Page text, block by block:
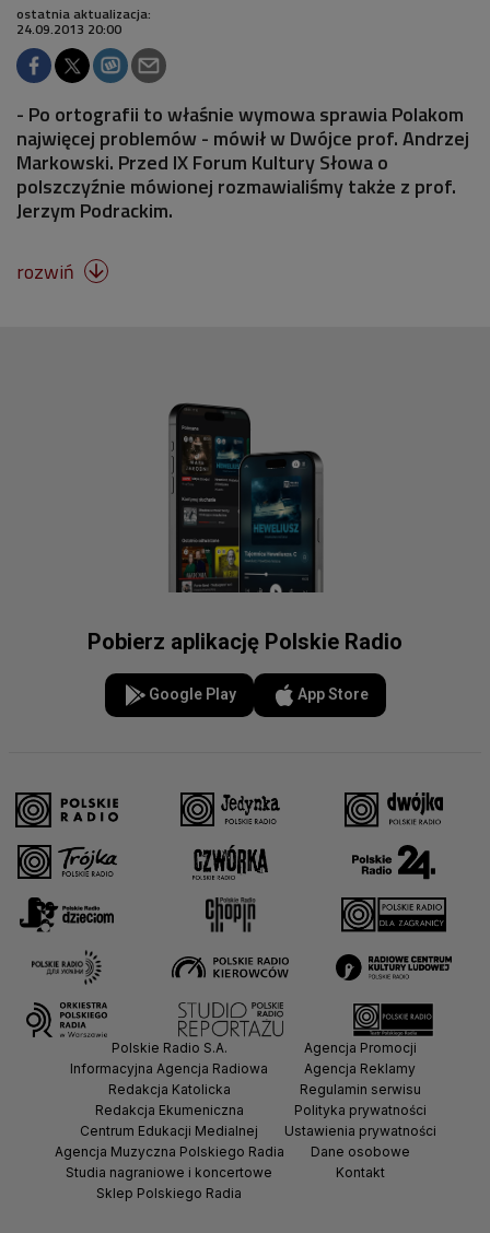
ostatnia aktualizacja:
24.09.2013 20:00
- Po ortografii to właśnie wymowa sprawia Polakom
najwięcej problemów - mówił w Dwójce prof. Andrzej
Markowski. Przed IX Forum Kultury Słowa o
polszczyźnie mówionej rozmawialiśmy także z prof.
Jerzym Podrackim.
rozwiń 
Pobierz aplikację Polskie Radio
Google Play App Store
Polskie Radio S.A.
Informacyjna Agencja Radiowa
Redakcja Katolicka
Redakcja Ekumeniczna
Centrum Edukacji Medialnej
Agencja Muzyczna Polskiego Radia
Studia nagraniowe i koncertowe
Sklep Polskiego Radia
Agencja Promocji
Agencja Reklamy
Regulamin serwisu
Polityka prywatności
Ustawienia prywatności
Dane osobowe
Kontakt